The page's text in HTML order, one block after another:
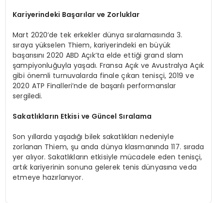
Kariyerindeki Başarılar ve Zorluklar
Mart 2020’de tek erkekler dünya sıralamasında 3.
sıraya yükselen Thiem, kariyerindeki en büyük
başarısını 2020 ABD Açık’ta elde ettiği grand slam
şampiyonluğuyla yaşadı. Fransa Açık ve Avustralya Açık
gibi önemli turnuvalarda finale çıkan tenisçi, 2019 ve
2020 ATP Finalleri’nde de başarılı performanslar
sergiledi.
Sakatlıkların Etkisi ve Güncel Sıralama
Son yıllarda yaşadığı bilek sakatlıkları nedeniyle
zorlanan Thiem, şu anda dünya klasmanında 117. sırada
yer alıyor. Sakatlıkların etkisiyle mücadele eden tenisçi,
artık kariyerinin sonuna gelerek tenis dünyasına veda
etmeye hazırlanıyor.